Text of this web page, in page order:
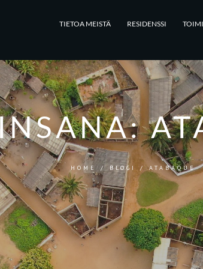
TIETOA MEISTÄ RESIDENSSI
HOME / BLOGI /ATABAQUE